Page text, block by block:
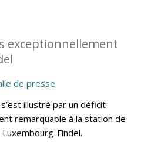
exceptionnellement
de presse
illustré par un déficit
remarquable à la station de
Findel.